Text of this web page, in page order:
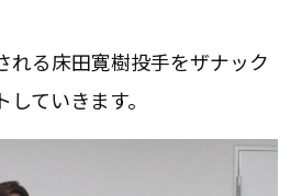
れる床田寛樹投手をザナック
ていきます。